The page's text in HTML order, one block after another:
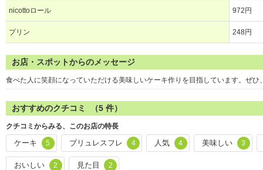
nicottoロール 972円
プリン 248円
お店・スポットからのメッセージ
食べた人に笑顔になっていただける美味しいケーキ作りを目指しています。ぜ
おすすめのクチコミ （5 件）
クチコミからみる、このお店の特長
ケーキ 5 ブリュレスフレ 4 人気 4 美味しい 3
おいしい 2 見た目 2